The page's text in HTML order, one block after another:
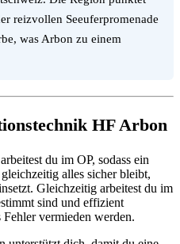
reizvollen Seeuferpromenade
was Arbon zu einem
HF Arbon
du im OP, sodass ein
alles sicher bleibt,
Gleichzeitig arbeitest du im
sind und effizient
Fehler vermieden werden.